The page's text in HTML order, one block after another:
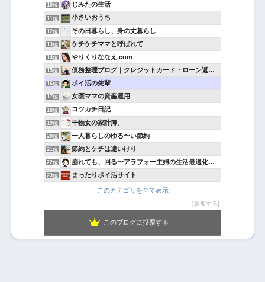
10位 じみたの生活
11位 小さいおうち
12位 その日暮らし、身の丈暮らし
13位 ケチケチママと呼ばれて
14位 やりくりななえ.com
15位 債務整理ブログ｜クレジットカード・ローン返済で悩んでいる方へ
16位 ポイ活の先輩
17位 女医ママの資産運用
18位 コツカチ日記
19位 干物女の家計簿。
20位 一人暮らしのゆる〜い節約
21位 節約とケチは違いけり
22位 崩れても、回る〜アラフォー主婦の生活最適化日記
23位 まったりポイ活サイト
このカテゴリを全て表示
参加する
このブログに投票する